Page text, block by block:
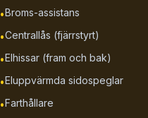
•Broms-assistans
•Centrallås (fjärrstyrt)
•Elhissar (fram och bak)
•Eluppvärmda sidospeglar
•Farthållare